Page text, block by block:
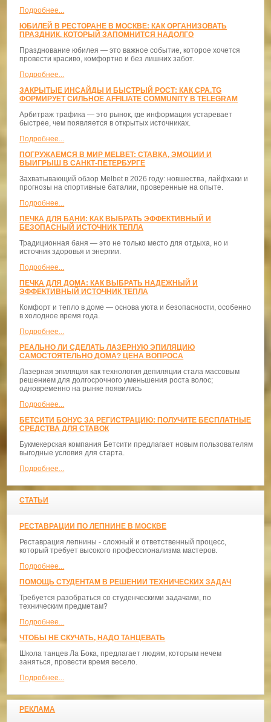
Подробнее...
ЮБИЛЕЙ В РЕСТОРАНЕ В МОСКВЕ: КАК ОРГАНИЗОВАТЬ
ПРАЗДНИК, КОТОРЫЙ ЗАПОМНИТСЯ НАДОЛГО
Празднование юбилея — это важное событие, которое хочется
провести красиво, комфортно и без лишних забот.
Подробнее...
ЗАКРЫТЫЕ ИНСАЙДЫ И БЫСТРЫЙ РОСТ: КАК CPA.TG
ФОРМИРУЕТ СИЛЬНОЕ AFFILIATE COMMUNITY В TELEGRAM
Арбитраж трафика — это рынок, где информация устаревает
быстрее, чем появляется в открытых источниках.
Подробнее...
ПОГРУЖАЕМСЯ В МИР MELBET: СТАВКА, ЭМОЦИИ И
ВЫИГРЫШ В САНКТ-ПЕТЕРБУРГЕ
Захватывающий обзор Melbet в 2026 году: новшества, лайфхаки и
прогнозы на спортивные баталии, проверенные на опыте.
Подробнее...
ПЕЧКА ДЛЯ БАНИ: КАК ВЫБРАТЬ ЭФФЕКТИВНЫЙ И
БЕЗОПАСНЫЙ ИСТОЧНИК ТЕПЛА
Традиционная баня — это не только место для отдыха, но и
источник здоровья и энергии.
Подробнее...
ПЕЧКА ДЛЯ ДОМА: КАК ВЫБРАТЬ НАДЕЖНЫЙ И
ЭФФЕКТИВНЫЙ ИСТОЧНИК ТЕПЛА
Комфорт и тепло в доме — основа уюта и безопасности, особенно
в холодное время года.
Подробнее...
РЕАЛЬНО ЛИ СДЕЛАТЬ ЛАЗЕРНУЮ ЭПИЛЯЦИЮ
САМОСТОЯТЕЛЬНО ДОМА? ЦЕНА ВОПРОСА
Лазерная эпиляция как технология депиляции стала массовым
решением для долгосрочного уменьшения роста волос;
одновременно на рынке появились
Подробнее...
БЕТСИТИ БОНУС ЗА РЕГИСТРАЦИЮ: ПОЛУЧИТЕ БЕСПЛАТНЫЕ
СРЕДСТВА ДЛЯ СТАВОК
Букмекерская компания Бетсити предлагает новым пользователям
выгодные условия для старта.
Подробнее...
СТАТЬИ
РЕСТАВРАЦИИ ПО ЛЕПНИНЕ В МОСКВЕ
Реставрация лепнины - сложный и ответственный процесс,
который требует высокого профессионализма мастеров.
Подробнее...
ПОМОЩЬ СТУДЕНТАМ В РЕШЕНИИ ТЕХНИЧЕСКИХ ЗАДАЧ
Требуется разобраться со студенческими задачами, по
техническим предметам?
Подробнее...
ЧТОБЫ НЕ СКУЧАТЬ, НАДО ТАНЦЕВАТЬ
​Школа танцев Ла Бока, предлагает людям, которым нечем
заняться, провести время весело.
Подробнее...
РЕКЛАМА